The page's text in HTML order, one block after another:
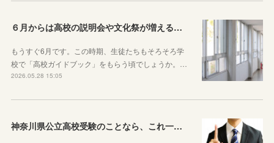
６月からは高校の説明会や文化祭が増えることを知っておきましょう
もうすぐ6月です。この時期、生徒たちもそろそろ学
校で「高校ガイドブック」をもらう頃でしょうか。…
2026.05.28 15:05
神奈川県公立高校受験のことなら、これ一本でOKです